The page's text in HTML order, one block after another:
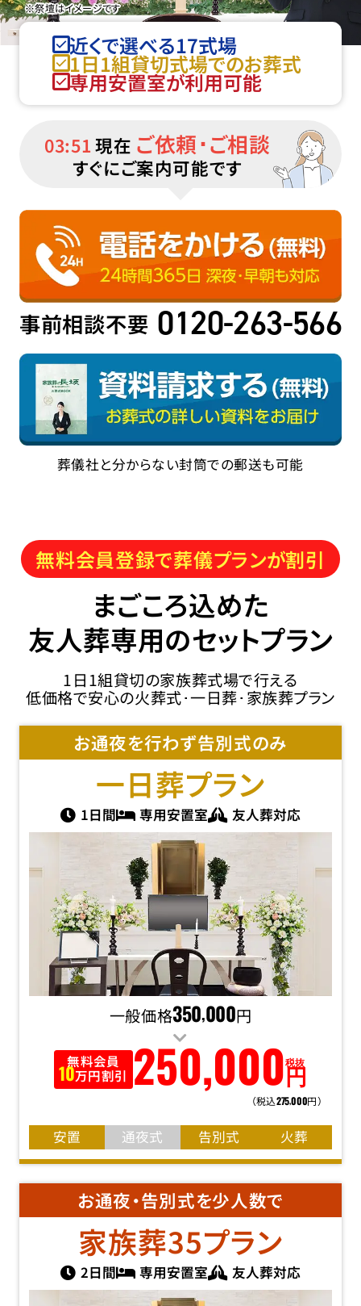
※祭壇はイメージです
近くで選べる17式場
1日1組貸切式場でのお葬式
専用安置室が利用可能
03:51現在 ご依頼･ご相談
すぐにご案内可能です
事前相談不要 0120-263-566
葬儀社と分からない封筒での郵送も可能
無料会員登録で葬儀プランが割引
まごころ込めた
友人葬専用のセットプラン
1日1組貸切の家族葬式場で行える
低価格で安心の火葬式･一日葬･家族葬プラン
お通夜を行わず告別式のみ
一日葬プラン
1日間 専用安置室 友人葬対応
一般価格350,000円
無料会員
10万円割引 250,000 円
税抜
（税込275,000円）
安置 通夜式 告別式 火葬
お通夜・告別式を少人数で
家族葬35プラン
2日間 専用安置室 友人葬対応